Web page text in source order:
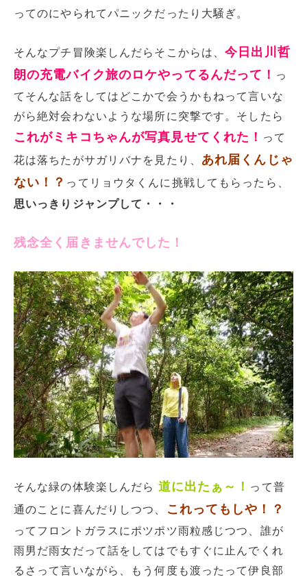
ってのにやられてパニックだったり大騒ぎ。
そんなプチ冒険楽しんだらそこからは、今日出川哲
朗の充電バイク旅のロケやってるんだって！ っ
てそんな話をしてはどこかで会うかもねって言いな
がら絶対会わないような場所に突撃です。そしたら
これがミキコちゃんが写真見せてくれた！ って
花は落ちたがサガリバナを見たり、 あれ届くんじゃ
ない！？ ってリョウタくんに挑戦してもらったら、
思いっきりジャンプして・・・
残念全く届きませんでした！
そんな緑の体験楽しんだら 道に出たぁ～！ って普
通のことに喜んだりしつつ、
これってもしや！？
ってフロントガラスにポツポツ雨粒感じつつ、誰が
雨男だ雨女だって話をしてはでもすぐに止んでくれ
るさって言いながら、もう何度も渡ったって伊良部